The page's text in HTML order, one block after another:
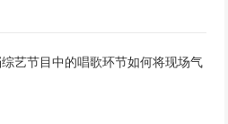
艺节目中的唱歌环节如何将现场气